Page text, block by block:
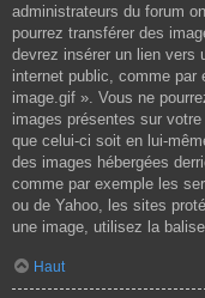
administrateurs du forum
pourrez transférer des
devrez insérer un lien vers
internet public, comme par
image.gif ». Vous ne
images présentes sur
que celui-ci soit en lui-
des images hébergées
comme par exemple les
ou de Yahoo, les sites
une image, utilisez la
Haut